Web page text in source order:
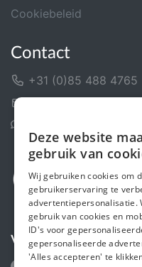
Cookiebeleid
Contact
+31 (0)85 488 4765
Volg ons
Deze website
gebruik van
Wij gebruiken cookies om
gebruikerservaring te
advertentiepersonalisatie.
gebruik van cookies en
ID's voor
gepersonaliseerde
'Alles accepteren' te